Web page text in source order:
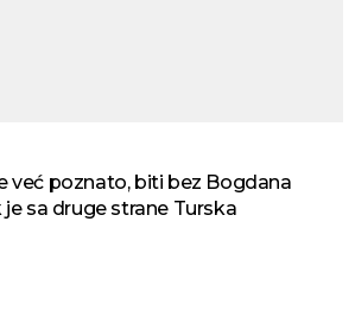
već poznato, biti bez Bogdana
sa druge strane Turska